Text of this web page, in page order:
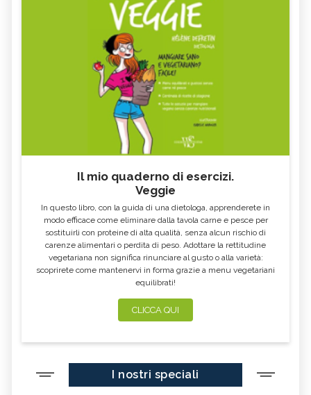
Il mio quaderno di esercizi.
Veggie
In questo libro, con la guida di una dietologa, apprenderete in
modo efficace come eliminare dalla tavola carne e pesce per
sostituirli con proteine di alta qualità, senza alcun rischio di
carenze alimentari o perdita di peso. Adottare la rettitudine
vegetariana non significa rinunciare al gusto o alla varietà:
scoprirete come mantenervi in forma grazie a menu vegetariani
equilibrati!
CLICCA QUI
I nostri speciali